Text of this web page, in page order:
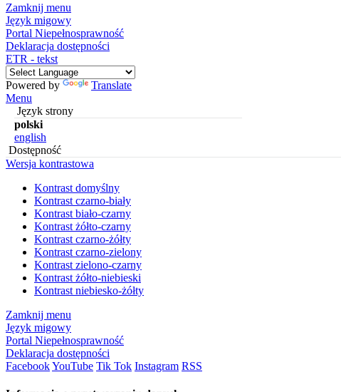
Zamknij menu
Język migowy
Portal Niepełnosprawność
Deklaracja dostępności
ETR - tekst
Powered by
Translate
Menu
Język strony
polski
english
Dostępność
Wersja kontrastowa
Kontrast domyślny
Kontrast czarno-biały
Kontrast biało-czarny
Kontrast żółto-czarny
Kontrast czarno-żółty
Kontrast czarno-zielony
Kontrast zielono-czarny
Kontrast żółto-niebieski
Kontrast niebiesko-żółty
Zamknij menu
Język migowy
Portal Niepełnosprawność
Deklaracja dostępności
FacebookYouTube Tik Tok Instagram RSS